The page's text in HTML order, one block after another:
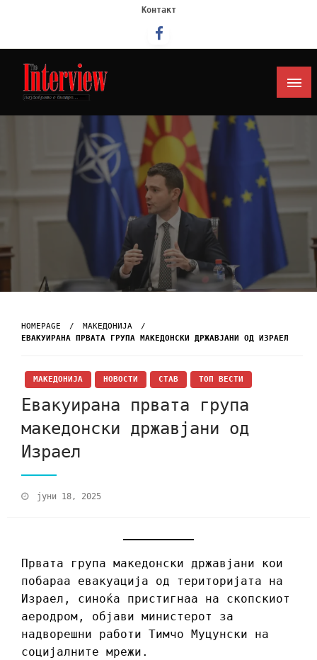
Контакт
Интервју
HOMEPAGE
МАКЕДОНИЈА
ЕВАКУИРАНА ПРВАТА ГРУПА МАКЕДОНСКИ ДРЖАВЈАНИ ОД ИЗРАЕЛ
МАКЕДОНИЈА НОВОСТИ СТАВ ТОП ВЕСТИ
Евакуирана првата група
македонски државјани од
Израел
јуни 18, 2025
Првата група македонски државјани кои
побараа евакуација од територијата на
Израел, синоќа пристигнаа на скопскиот
аеродром, објави министерот за
надворешни работи Тимчо Муцунски на
социјалните мрежи.